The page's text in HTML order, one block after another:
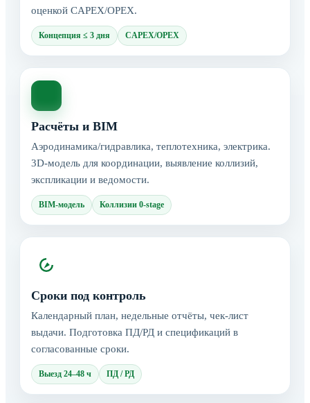
оценкой CAPEX/OPEX.
Концепция ≤ 3 дня CAPEX/OPEX
Расчёты и BIM
Аэродинамика/гидравлика, теплотехника, электрика.
3D-модель для координации, выявление коллизий,
экспликации и ведомости.
BIM-модель Коллизии 0-stage
Сроки под контроль
Календарный план, недельные отчёты, чек-лист
выдачи. Подготовка ПД/РД и спецификаций в
согласованные сроки.
Выезд 24–48 ч ПД / РД